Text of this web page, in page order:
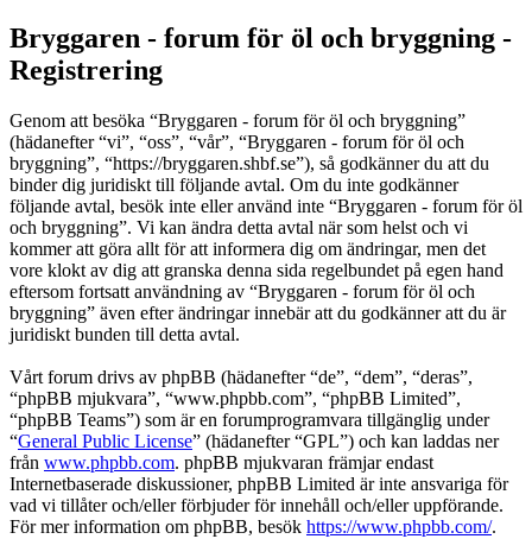
Bryggaren - forum för öl och bryggning -
Registrering
Genom att besöka “Bryggaren - forum för öl och bryggning”
(hädanefter “vi”, “oss”, “vår”, “Bryggaren - forum för öl och
bryggning”, “https://bryggaren.shbf.se”), så godkänner du att du
binder dig juridiskt till följande avtal. Om du inte godkänner
följande avtal, besök inte eller använd inte “Bryggaren - forum för öl
och bryggning”. Vi kan ändra detta avtal när som helst och vi
kommer att göra allt för att informera dig om ändringar, men det
vore klokt av dig att granska denna sida regelbundet på egen hand
eftersom fortsatt användning av “Bryggaren - forum för öl och
bryggning” även efter ändringar innebär att du godkänner att du är
juridiskt bunden till detta avtal.
Vårt forum drivs av phpBB (hädanefter “de”, “dem”, “deras”,
“phpBB mjukvara”, “www.phpbb.com”, “phpBB Limited”,
“phpBB Teams”) som är en forumprogramvara tillgänglig under
“General Public License” (hädanefter “GPL”) och kan laddas ner
från www.phpbb.com. phpBB mjukvaran främjar endast
Internetbaserade diskussioner, phpBB Limited är inte ansvariga för
vad vi tillåter och/eller förbjuder för innehåll och/eller uppförande.
För mer information om phpBB, besök https://www.phpbb.com/.